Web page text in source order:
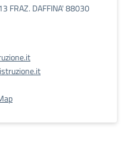
FRAZ. DAFFINA' 88030